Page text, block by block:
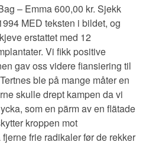
– Emma 600,00 kr. Sjekk
MED teksten i bildet, og
erstattet med 12
Vi fikk positive
gav oss videre fiansiering til
ble på mange måter en
skulle drept kampen da vi
som en pärm av en flätade
kroppen mot
frie radikaler før de rekker